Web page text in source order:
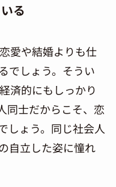
る
愛や結婚よりも仕
でしょう。そうい
済的にもしっかり
同士だからこそ、恋
しょう。同じ社会人
自立した姿に憧れ